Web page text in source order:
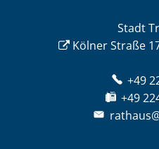
Stadt
Kölner Straße
+49
+49